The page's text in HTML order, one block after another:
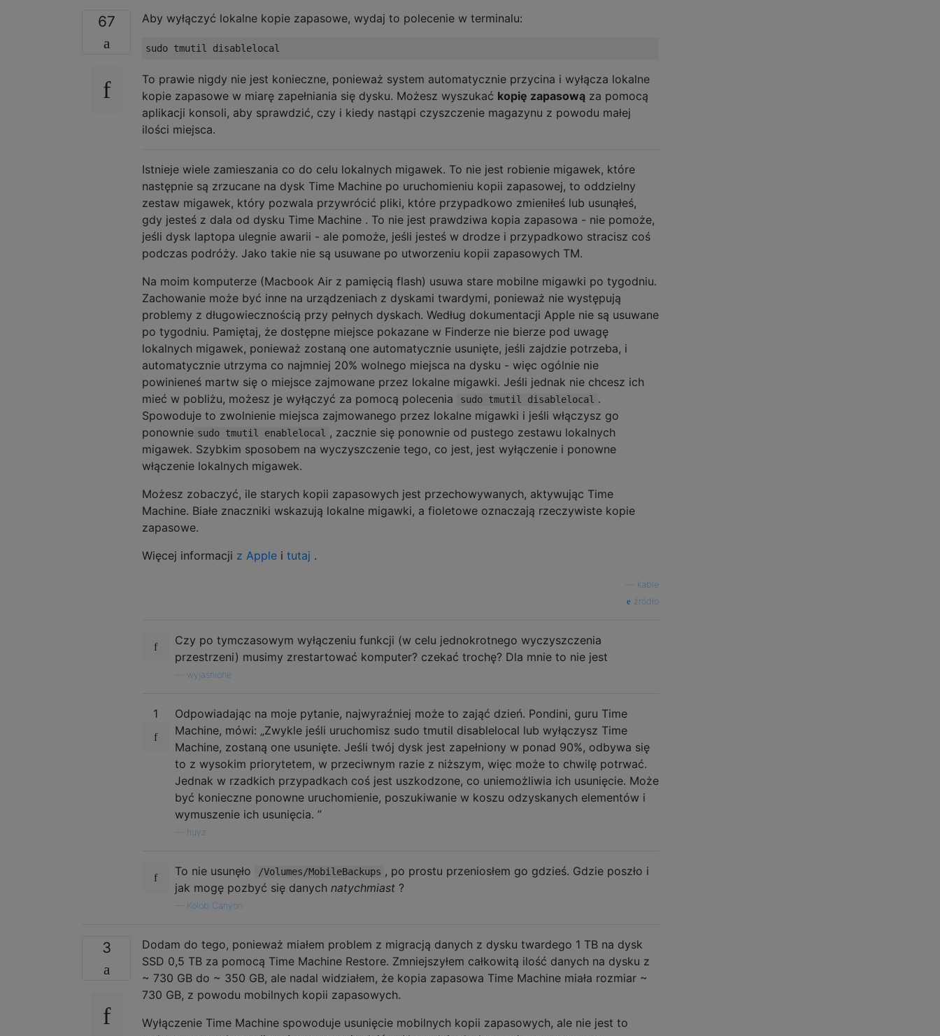
67 Aby wyłączyć lokalne kopie zapasowe, wydaj to polecenie w terminalu:
To prawie nigdy nie jest konieczne, ponieważ system automatycznie przycina i wyłącza lokalne
kopie zapasowe w miarę zapełniania się dysku. Możesz wyszukać kopię zapasową za pomocą
aplikacji konsoli, aby sprawdzić, czy i kiedy nastąpi czyszczenie magazynu z powodu małej
ilości miejsca.
Istnieje wiele zamieszania co do celu lokalnych migawek. To nie jest robienie migawek, które
następnie są zrzucane na dysk Time Machine po uruchomieniu kopii zapasowej, to oddzielny
zestaw migawek, który pozwala przywrócić pliki, które przypadkowo zmieniłeś lub usunąłeś,
gdy jesteś z dala od dysku Time Machine . To nie jest prawdziwa kopia zapasowa - nie pomoże,
jeśli dysk laptopa ulegnie awarii - ale pomoże, jeśli jesteś w drodze i przypadkowo stracisz coś
podczas podróży. Jako takie nie są usuwane po utworzeniu kopii zapasowych TM.
Na moim komputerze (Macbook Air z pamięcią flash) usuwa stare mobilne migawki po tygodniu.
Zachowanie może być inne na urządzeniach z dyskami twardymi, ponieważ nie występują
problemy z długowiecznością przy pełnych dyskach. Według dokumentacji Apple nie są usuwane
po tygodniu. Pamiętaj, że dostępne miejsce pokazane w Finderze nie bierze pod uwagę
lokalnych migawek, ponieważ zostaną one automatycznie usunięte, jeśli zajdzie potrzeba, i
automatycznie utrzyma co najmniej 20% wolnego miejsca na dysku - więc ogólnie nie
powinieneś martw się o miejsce zajmowane przez lokalne migawki. Jeśli jednak nie chcesz ich
mieć w pobliżu, możesz je wyłączyć za pomocą polecenia
sudo tmutil disablelocal .
Spowoduje to zwolnienie miejsca zajmowanego przez lokalne migawki i jeśli włączysz go
ponownie sudo tmutil enablelocal
, zacznie się ponownie od pustego zestawu lokalnych
migawek. Szybkim sposobem na wyczyszczenie tego, co jest, jest wyłączenie i ponowne
włączenie lokalnych migawek.
Możesz zobaczyć, ile starych kopii zapasowych jest przechowywanych, aktywując Time
Machine. Białe znaczniki wskazują lokalne migawki, a fioletowe oznaczają rzeczywiste kopie
zapasowe.
Więcej informacji z Apple i tutaj .
kable
źródło
Czy po tymczasowym wyłączeniu funkcji (w celu jednokrotnego wyczyszczenia
przestrzeni) musimy zrestartować komputer? czekać trochę? Dla mnie to nie jest
wyjaśnione
1
Odpowiadając na moje pytanie, najwyraźniej może to zająć dzień. Pondini, guru Time
Machine, mówi: „Zwykle jeśli uruchomisz sudo tmutil disablelocal lub wyłączysz Time
Machine, zostaną one usunięte. Jeśli twój dysk jest zapełniony w ponad 90%, odbywa się
to z wysokim priorytetem, w przeciwnym razie z niższym, więc może to chwilę potrwać.
Jednak w rzadkich przypadkach coś jest uszkodzone, co uniemożliwia ich usunięcie. Może
być konieczne ponowne uruchomienie, poszukiwanie w koszu odzyskanych elementów i
wymuszenie ich usunięcia. ”
huyz
To nie usunęło /Volumes/MobileBackups , po prostu przeniosłem go gdzieś. Gdzie poszło i
jak mogę pozbyć się danych natychmiast ?
Kolob Canyon
3
Dodam do tego, ponieważ miałem problem z migracją danych z dysku twardego 1 TB na dysk
SSD 0,5 TB za pomocą Time Machine Restore. Zmniejszyłem całkowitą ilość danych na dysku z
~ 730 GB do ~ 350 GB, ale nadal widziałem, że kopia zapasowa Time Machine miała rozmiar ~
730 GB, z powodu mobilnych kopii zapasowych.
Wyłączenie Time Machine spowoduje usunięcie mobilnych kopii zapasowych, ale nie jest to